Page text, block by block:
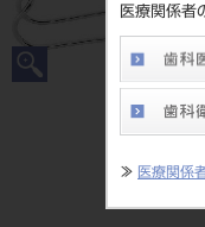
医療関係者
≫ 医療関係